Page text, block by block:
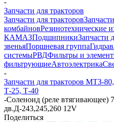
-
Запчасти для тракторов
Запчасти для тракторов
комбайновРезинотехнические
КАМАЗПодшипникиЗапчасти
звеньяПоршневая группа
системыРВДФильтры и
фильтрующиеАвтоэлектрика
-
Запчасти для тракторов МТЗ-
Т-25, Т-40
-Соленоид (реле втягивающее)
дв.Д-243,245,260 12V
Поделиться